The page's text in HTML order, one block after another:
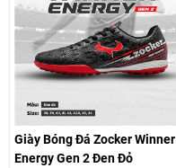
Giày Bóng Đá Zocker Winner
Energy Gen 2 Đen Đỏ